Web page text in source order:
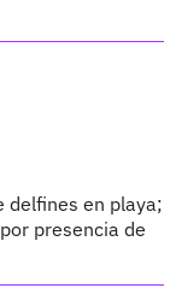
delfines en playa;
presencia de